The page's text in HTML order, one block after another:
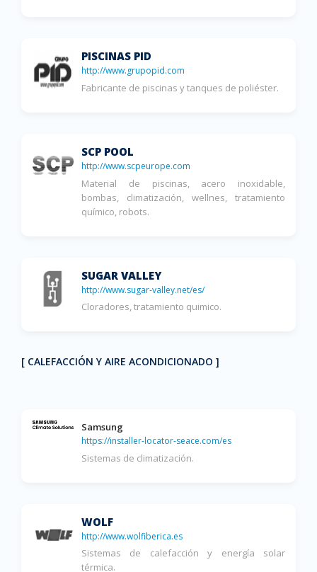
PISCINAS PID
http://www.grupopid.com
Fabricante de piscinas y tanques de poliéster.
SCP POOL
http://www.scpeurope.com
Material de piscinas, acero inoxidable,
bombas, climatización, wellnes, tratamiento
químico, robots.
SUGAR VALLEY
http://www.sugar-valley.net/es/
Cloradores, tratamiento quimico.
[ CALEFACCIÓN Y AIRE ACONDICIONADO ]
Samsung
https://installer-locator-seace.com/es
Sistemas de climatización.
WOLF
http://www.wolfiberica.es
Sistemas de calefacción y energía solar
térmica.